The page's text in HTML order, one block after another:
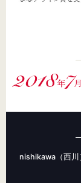
nishikawa（西川